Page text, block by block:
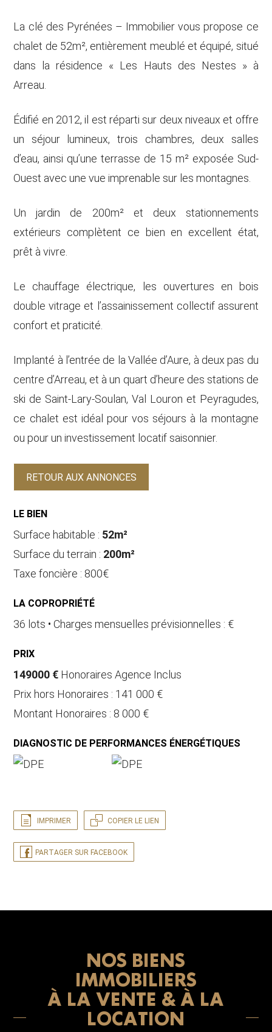
La clé des Pyrénées – Immobilier vous propose ce
chalet de 52m², entièrement meublé et équipé, situé
dans la résidence « Les Hauts des Nestes » à
Arreau.
Édifié en 2012, il est réparti sur deux niveaux et offre
un séjour lumineux, trois chambres, deux salles
d’eau, ainsi qu’une terrasse de 15 m² exposée Sud-
Ouest avec une vue imprenable sur les montagnes.
Un jardin de 200m² et deux stationnements
extérieurs complètent ce bien en excellent état,
prêt à vivre.
Le chauffage électrique, les ouvertures en bois
double vitrage et l’assainissement collectif assurent
confort et praticité.
Implanté à l’entrée de la Vallée d’Aure, à deux pas du
centre d’Arreau, et à un quart d’heure des stations de
ski de Saint-Lary-Soulan, Val Louron et Peyragudes,
ce chalet est idéal pour vos séjours à la montagne
ou pour un investissement locatif saisonnier.
RETOUR AUX ANNONCES
LE BIEN
Surface habitable : 52m²
Surface du terrain : 200m²
Taxe foncière : 800€
LA COPROPRIÉTÉ
36 lots • Charges mensuelles prévisionnelles : €
PRIX
149000 € Honoraires Agence Inclus
Prix hors Honoraires : 141 000 €
Montant Honoraires : 8 000 €
DIAGNOSTIC DE PERFORMANCES ÉNERGÉTIQUES
IMPRIMER COPIER LE LIEN
PARTAGER SUR FACEBOOK
NOS BIENS
IMMOBILIERS
À LA VENTE & À LA
LOCATION